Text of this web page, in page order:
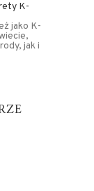
K-
jako K-
jak i